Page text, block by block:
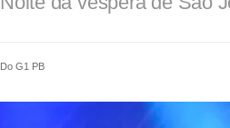
Do G1 PB